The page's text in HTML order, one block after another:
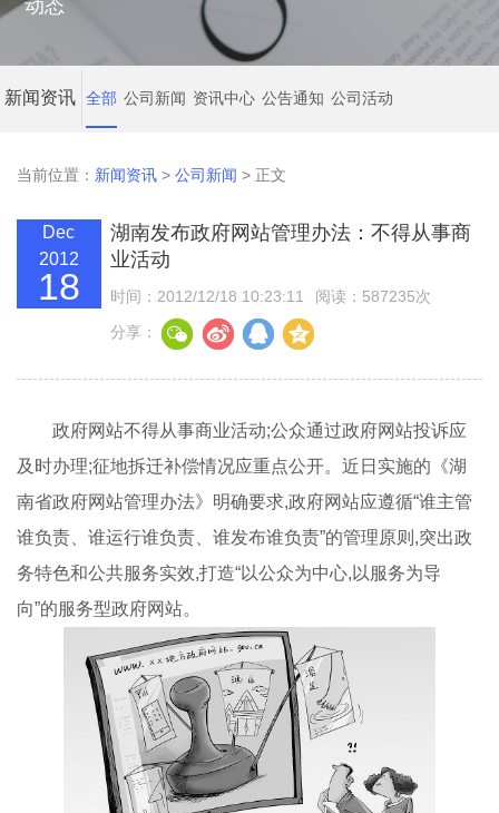
动态
新闻资讯 全部 公司新闻 资讯中心 公告通知 公司活动
当前位置： 新闻资讯 >公司新闻 > 正文
Dec
2012
18
湖南发布政府网站管理办法：不得从事商
业活动
时间：2012/12/18 10:23:11
阅读：587235次
分享：
政府网站不得从事商业活动;公众通过政府网站投诉应
及时办理;征地拆迁补偿情况应重点公开。近日实施的《湖
南省政府网站管理办法》明确要求,政府网站应遵循“谁主管
谁负责、谁运行谁负责、谁发布谁负责”的管理原则,突出政
务特色和公共服务实效,打造“以公众为中心,以服务为导
向”的服务型政府网站。